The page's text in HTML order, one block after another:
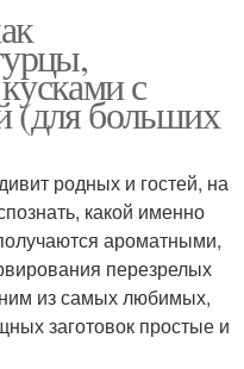
с
(для больших
родных и гостей, на
какой именно
ароматными,
перезрелых
из самых любимых,
заготовок простые и